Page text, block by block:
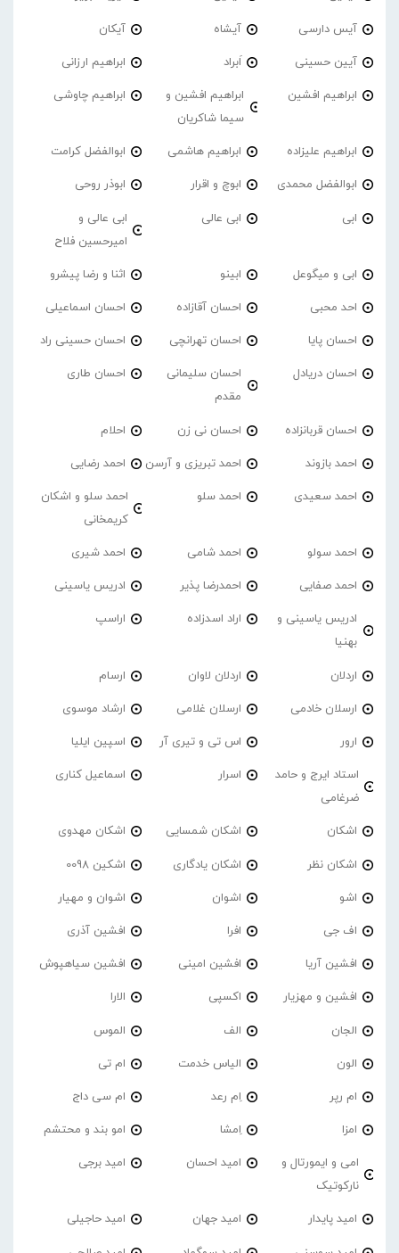
آیس دارسی آیشاه آیکان
آیین حسینی اَبراد ابراهیم ارزانی
ابراهیم افشین
ابراهیم افشین و
سیما شاکریان
ابراهیم چاوشی
ابراهیم علیزاده ابراهیم هاشمی ابوالفضل کرامت
ابوالفضل محمدی ابوچ و اقرار ابوذر روحی
ابی ابی عالی
ابی عالی و
امیرحسین فلاح
ابی و میگوعل ابینو اثنا و رضا پیشرو
احد محبی احسان آقازاده احسان اسماعیلی
احسان پایا احسان تهرانچی احسان حسینی راد
احسان دریادل
احسان سلیمانی
مقدم
احسان طاری
احسان قربانزاده احسان نی زن احلام
احمد بازوند احمد تبریزی و آرسن احمد‌ رضایی
احمد سعیدی احمد سلو
احمد سلو و اشکان
کریمخانی
احمد سولو احمد شامی احمد شیری
احمد صفایی احمدرضا پذیر ادریس یاسینی
ادریس یاسینی و
بهنیا
اراد اسدزاده اراسپ
اردلان اردلان لاوان ارسام
ارسلان خادمی ارسلان غلامی ارشاد موسوی
ارور اس تی و تیری آر اسپین ایلیا
استاد ایرج و حامد
ضرغامی
اسرار اسماعیل کناری
اشکان اشکان شمسایی اشکان مهدوی
اشکان نظر اشکان یادگاری اشکین 0098
اشو اشوان اشوان و مهیار
اف جی افرا افشین آذری
افشین آریا افشین امینی افشین سیاهپوش
افشین و مهزیار اکسپی الارا
الجان الف الموس
الون الیاس خدمت ام تی
ام رپر اِم رعد ام سی داج
امزا اِمشا امو بند و محتشم
امی و ایمورتال و
نارکوتیک
امید احسان امید برجی
امید پایدار امید جهان امید حاجیلی